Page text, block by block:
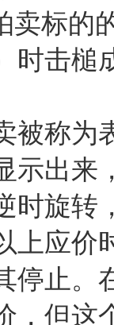
卖标的
时击
被称为
示出来
时旋转
上应价
停止。
，但这